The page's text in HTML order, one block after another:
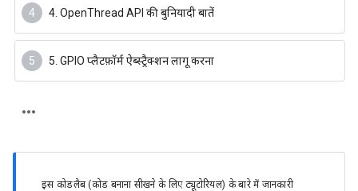
4. OpenThread API की बुनियादी बातें
5. GPIO प्लैटफ़ॉर्म ऐब्स्ट्रैक्शन लागू करना
इस कोडलैब (कोड बनाना सीखने के लिए ट्यूटोरियल) के बारे में जानकारी